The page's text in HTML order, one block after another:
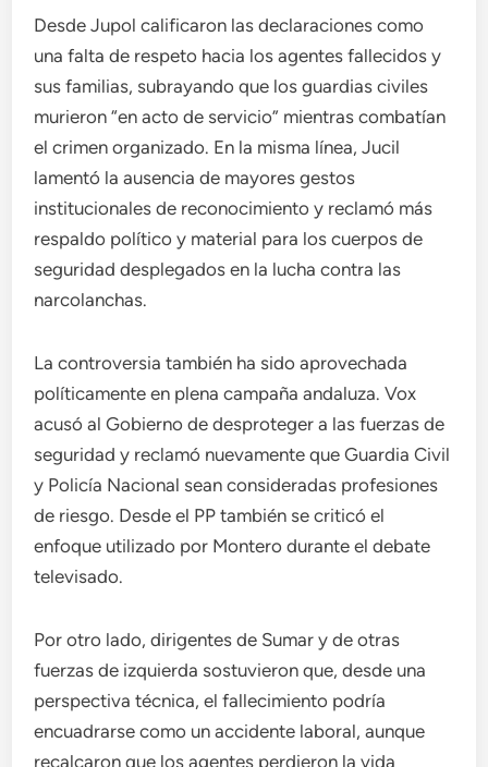
Desde Jupol calificaron las declaraciones como
una falta de respeto hacia los agentes fallecidos y
sus familias, subrayando que los guardias civiles
murieron “en acto de servicio” mientras combatían
el crimen organizado. En la misma línea, Jucil
lamentó la ausencia de mayores gestos
institucionales de reconocimiento y reclamó más
respaldo político y material para los cuerpos de
seguridad desplegados en la lucha contra las
narcolanchas.
La controversia también ha sido aprovechada
políticamente en plena campaña andaluza. Vox
acusó al Gobierno de desproteger a las fuerzas de
seguridad y reclamó nuevamente que Guardia Civil
y Policía Nacional sean consideradas profesiones
de riesgo. Desde el PP también se criticó el
enfoque utilizado por Montero durante el debate
televisado.
Por otro lado, dirigentes de Sumar y de otras
fuerzas de izquierda sostuvieron que, desde una
perspectiva técnica, el fallecimiento podría
encuadrarse como un accidente laboral, aunque
recalcaron que los agentes perdieron la vida